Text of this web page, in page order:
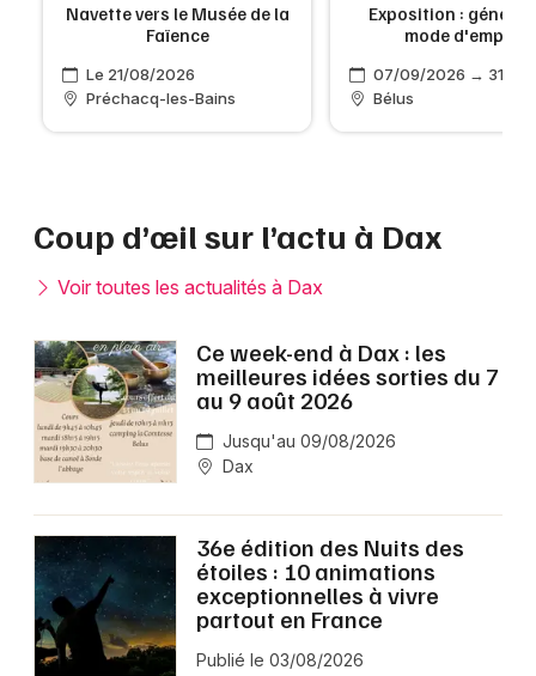
Navette vers le Musée de la
Faïence
Le 21/08/2026
Préchacq-les-Bains
Exposition :
mode d'emploi
07/09/2026 → 31/10/
Bélus
Coup d’œil sur l’actu à Dax
Voir toutes les actualités à Dax
Ce week-end à Dax : les
meilleures idées sorties du 7
au 9 août 2026
Jusqu'au 09/08/2026
Dax
36e édition des Nuits des
étoiles : 10 animations
exceptionnelles à vivre
partout en France
Publié le 03/08/2026